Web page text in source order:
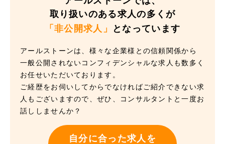
取り扱いのある求人の多くが
「非公開求人」
となっています
アールストーンは、様々な企業様との信頼関係から
一般公開されないコンフィデンシャルな求人も数多く
お任せいただいております。
ご経歴をお伺いしてからでなければご紹介できない求
人もございますので、ぜひ、コンサルタントと一度お
話ししませんか？
自分に合った求人を